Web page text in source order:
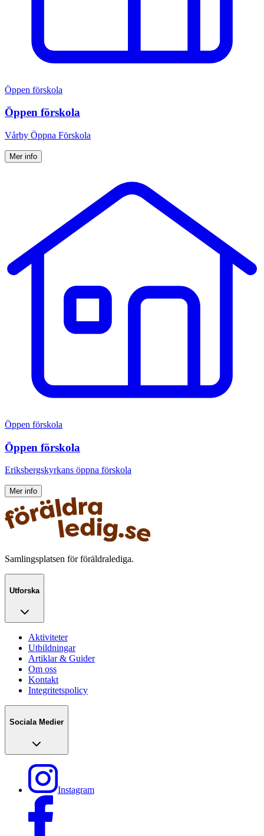
Öppen förskola
Öppen förskola
Vårby Öppna Förskola
Mer info
Öppen förskola
Öppen förskola
Eriksbergskyrkans öppna förskola
Mer info
Samlingsplatsen för föräldralediga.
Utforska
Aktiviteter
Utbildningar
Artiklar & Guider
Om oss
Kontakt
Integritetspolicy
Sociala Medier
Instagram